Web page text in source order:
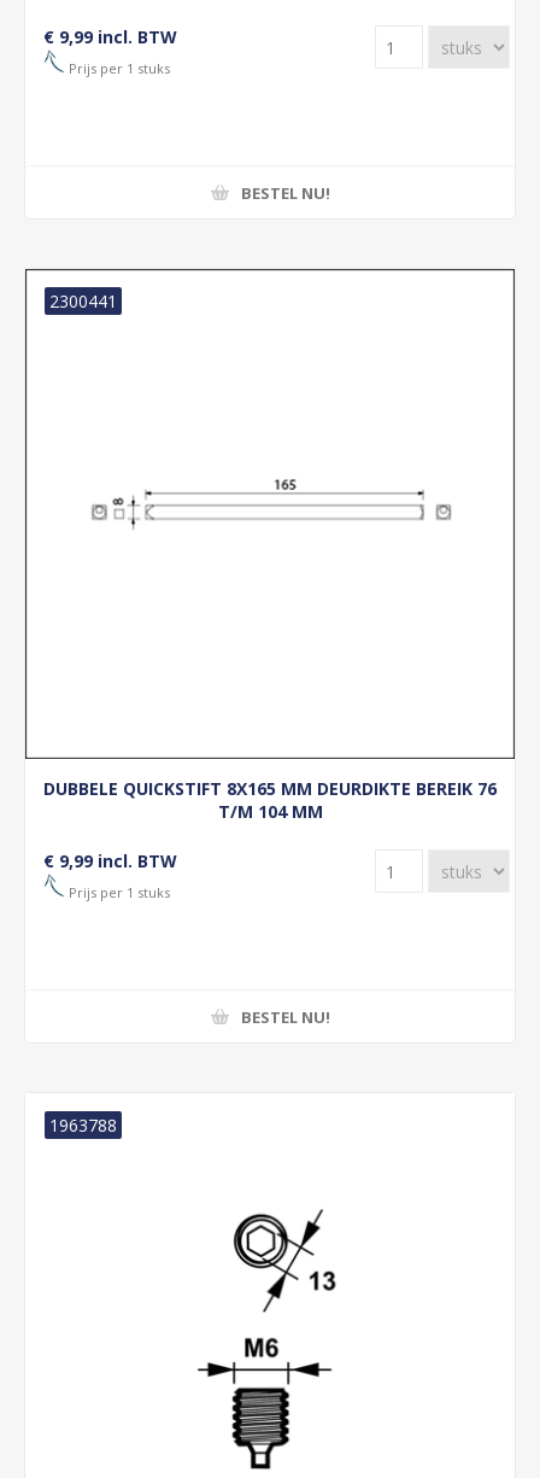
€ 9,99 incl. BTW
Prijs per 1 stuks
BESTEL NU!
DUBBELE QUICKSTIFT 8X165 MM DEURDIKTE BEREIK 76
T/M 104 MM
2300441
€ 9,99 incl. BTW
Prijs per 1 stuks
BESTEL NU!
1963788